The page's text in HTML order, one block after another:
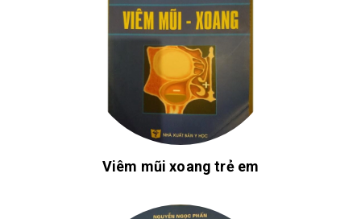
Viêm mũi xoang trẻ em